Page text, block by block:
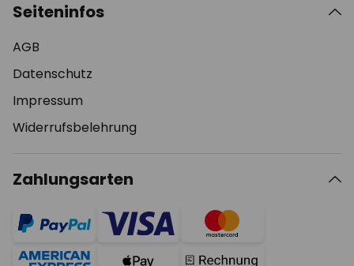
Seiteninfos
AGB
Datenschutz
Impressum
Widerrufsbelehrung
Zahlungsarten